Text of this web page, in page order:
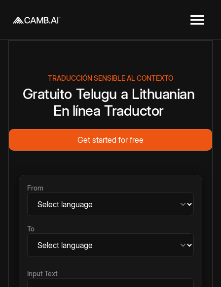
TRADUCCIÓN SENSIBLE AL CONTEXTO
Gratuito Telugu a Lithuanian
En línea Traductor
Get started for free
From
To
Input Text